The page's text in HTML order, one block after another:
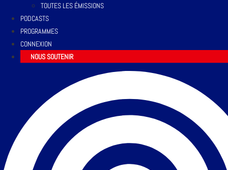
TOUTES LES ÉMISSIONS
PODCASTS
PROGRAMMES
CONNEXION
NOUS SOUTENIR